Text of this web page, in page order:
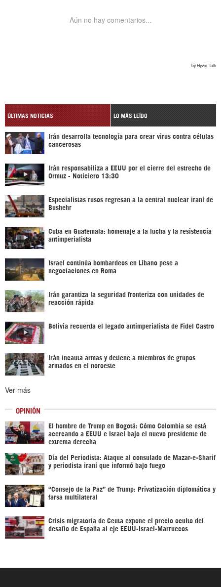
ÚLTIMAS NOTICIAS LO MÁS LEÍDO
Irán desarrolla tecnología para crear virus contra células
cancerosas
Irán responsabiliza a EEUU por el cierre del estrecho de
Ormuz - Noticiero 13:30
Especialistas rusos regresan a la central nuclear iraní de
Bushehr
Cuba en Guatemala: homenaje a la lucha y la resistencia
antimperialista
Israel continúa bombardeos en Líbano pese a
negociaciones en Roma
Irán garantiza la seguridad fronteriza con unidades de
reacción rápida
Bolivia recuerda el legado antimperialista de Fidel Castro
Irán incauta armas y detiene a miembros de grupos
armados en el noroeste
Ver más
OPINIÓN
El hombre de Trump en Bogotá: Cómo Colombia se está
acercando a EEUU e Israel bajo el nuevo presidente de
extrema derecha
Día del Periodista: Ataque al consulado de Mazar-e-Sharif
y periodista iraní que informó bajo fuego
“Consejo de la Paz” de Trump: Privatización diplomática y
farsa multilateral
Crisis migratoria de Ceuta expone el precio oculto del
desafío de España al eje EEUU-Israel-Marruecos